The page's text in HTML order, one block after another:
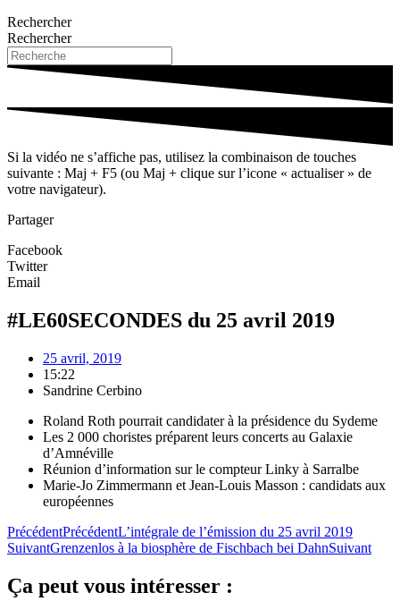
Rechercher
Rechercher
Si la vidéo ne s’affiche pas, utilisez la combinaison de touches
suivante : Maj + F5 (ou Maj + clique sur l’icone « actualiser » de
votre navigateur).
Partager
Facebook
Twitter
Email
#LE60SECONDES du 25 avril 2019
25 avril, 2019
15:22
Sandrine Cerbino
Roland Roth pourrait candidater à la présidence du Sydeme
Les 2 000 choristes préparent leurs concerts au Galaxie
d’Amnéville
Réunion d’information sur le compteur Linky à Sarralbe
Marie-Jo Zimmermann et Jean-Louis Masson : candidats aux
européennes
PrécédentPrécédentL’intégrale de l’émission du 25 avril 2019
SuivantGrenzenlos à la biosphère de Fischbach bei DahnSuivant
Ça peut vous intéresser :